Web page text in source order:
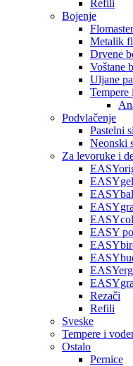
Refili
Bojenje
Metalik
Drvene
Voštane
Uljane
Tempere
Podvlačenje
Pastelni
Neonski
Za levoruke i
EASYgel
EASY
Rezači
Refili
Sveske
Tempere i
Ostalo
Pernice